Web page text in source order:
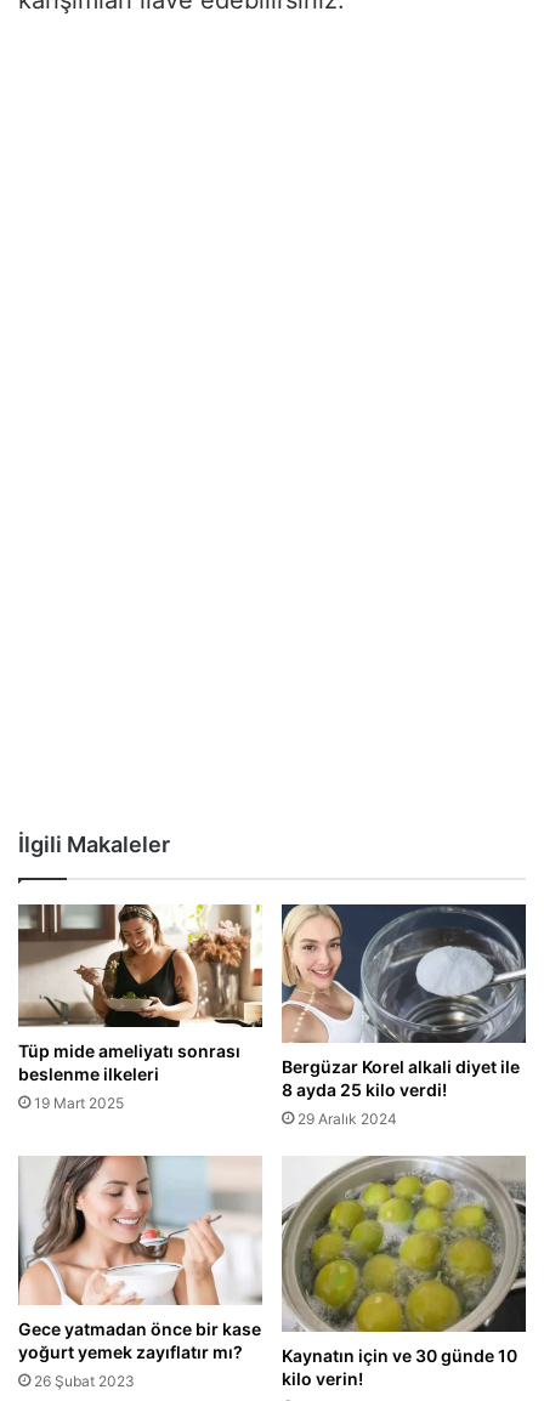
İlgili Makaleler
Tüp mide ameliyatı sonrası
beslenme ilkeleri
19 Mart 2025
Bergüzar Korel alkali diyet ile
8 ayda 25 kilo verdi!
29 Aralık 2024
Gece yatmadan önce bir kase
yoğurt yemek zayıflatır mı?
26 Şubat 2023
Kaynatın için ve 30 günde 10
kilo verin!